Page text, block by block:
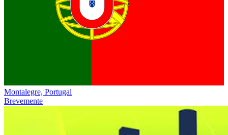
Montalegre, Portugal
Brevemente